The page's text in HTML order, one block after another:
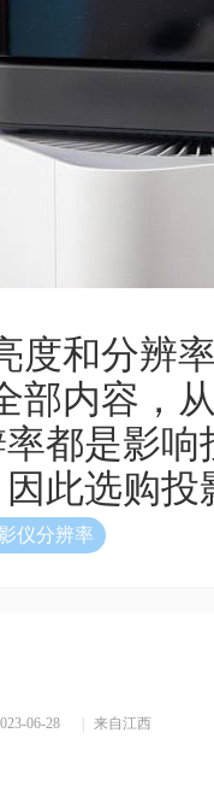
度和分辨
部内容，
都是影
此选购
仪分辨率
06-28 来自江西